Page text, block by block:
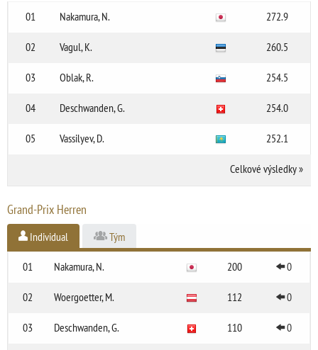
01
Nakamura, N. 272.9
02 Vagul, K. 260.5
03 Oblak, R. 254.5
04 Deschwanden, G. 254.0
05 Vassilyev, D. 252.1
Celkové výsledky»
Grand-Prix Herren
Individual Tým
01 Nakamura, N. 200 0
02 Woergoetter, M. 112 0
03 Deschwanden, G. 110 0